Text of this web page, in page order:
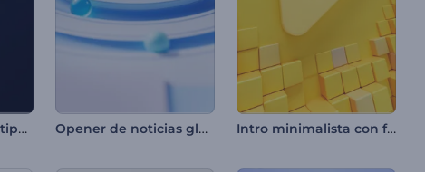
Revelación de logotipo brillante y suave Opener de noticias globales Intro minimalista con formas geométricas